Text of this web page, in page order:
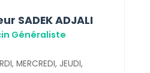
SADEK ADJALI
Généraliste
MERCREDI, JEUDI,